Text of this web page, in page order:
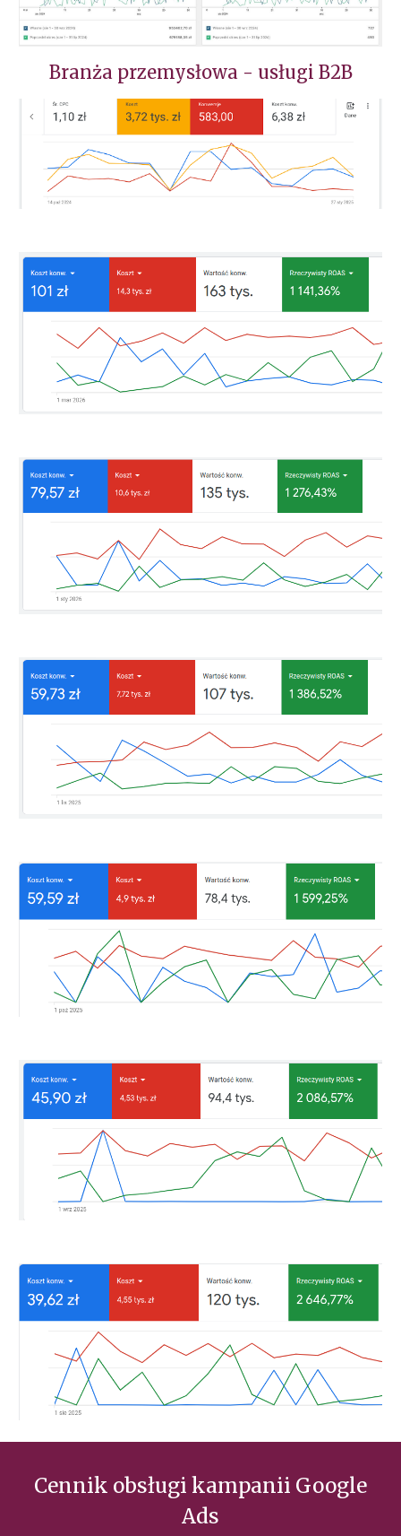
Branża przemysłowa - usługi B2B
Cennik obsługi kampanii Google
Ads